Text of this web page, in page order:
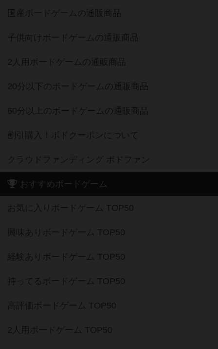
国産ボードゲームの通販商品
子供向けボードゲームの通販商品
2人用ボードゲームの通販商品
20分以下のボードゲームの通販商品
60分以上のボードゲームの通販商品
割引購入！ボドクーポンについて
クラウドファンディング ボドファン
おすすめボードゲーム
お気に入りボードゲーム TOP50
興味ありボードゲーム TOP50
経験ありボードゲーム TOP50
持ってるボードゲーム TOP50
高評価ボードゲーム TOP50
2人用ボードゲーム TOP50